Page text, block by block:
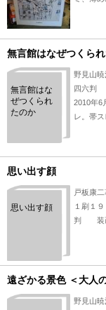
無言館はなぜつくら
無言館はな
ぜつくられ
たのか
野見山暁
四六判
2010年6
レ。帯
思い出す顔
思い出す顔
戸板康
１刷１
判 装
遠ざかる景色 ＜大人
野見山